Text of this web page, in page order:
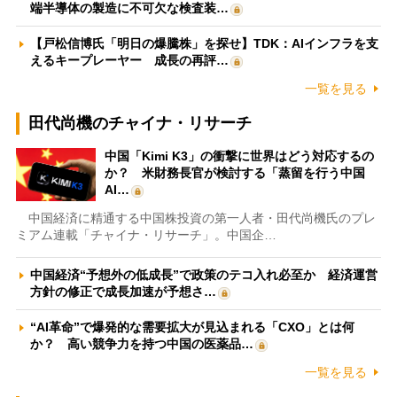
端半導体の製造に不可欠な検査装…
【戸松信博氏「明日の爆騰株」を探せ】TDK：AIインフラを支
えるキープレーヤー 成長の再評…
一覧を見る
田代尚機のチャイナ・リサーチ
中国「Kimi K3」の衝撃に世界はどう対応するの
か？ 米財務長官が検討する「蒸留を行う中国
AI…
中国経済に精通する中国株投資の第一人者・田代尚機氏のプレ
ミアム連載「チャイナ・リサーチ」。中国企…
中国経済“予想外の低成長”で政策のテコ入れ必至か 経済運営
方針の修正で成長加速が予想さ…
“AI革命”で爆発的な需要拡大が見込まれる「CXO」とは何
か？ 高い競争力を持つ中国の医薬品…
一覧を見る